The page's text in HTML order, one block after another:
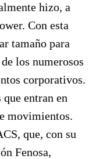
hizo, a
Con esta
tamaño para
los numerosos
corporativos.
entran en
movimientos.
que, con su
Fenosa,